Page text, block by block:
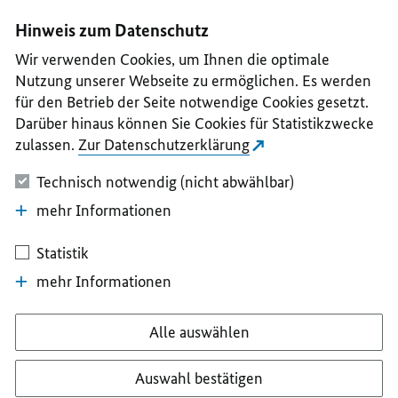
II
III
IV
V
Hinweis zum Datenschutz
Wir verwenden Cookies, um Ihnen die optimale
Nutzung unserer Webseite zu ermöglichen. Es werden
für den Betrieb der Seite notwendige Cookies gesetzt.
Darüber hinaus können Sie Cookies für Statistikzwecke
zulassen. Zur Datenschutzerklärung
Technisch notwendig (nicht abwählbar)
mehr Informationen
Statistik
mehr Informationen
Alle auswählen
Auswahl bestätigen